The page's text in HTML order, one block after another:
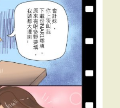
錄」
<<
周
年
申
報
表
（4）
初
級